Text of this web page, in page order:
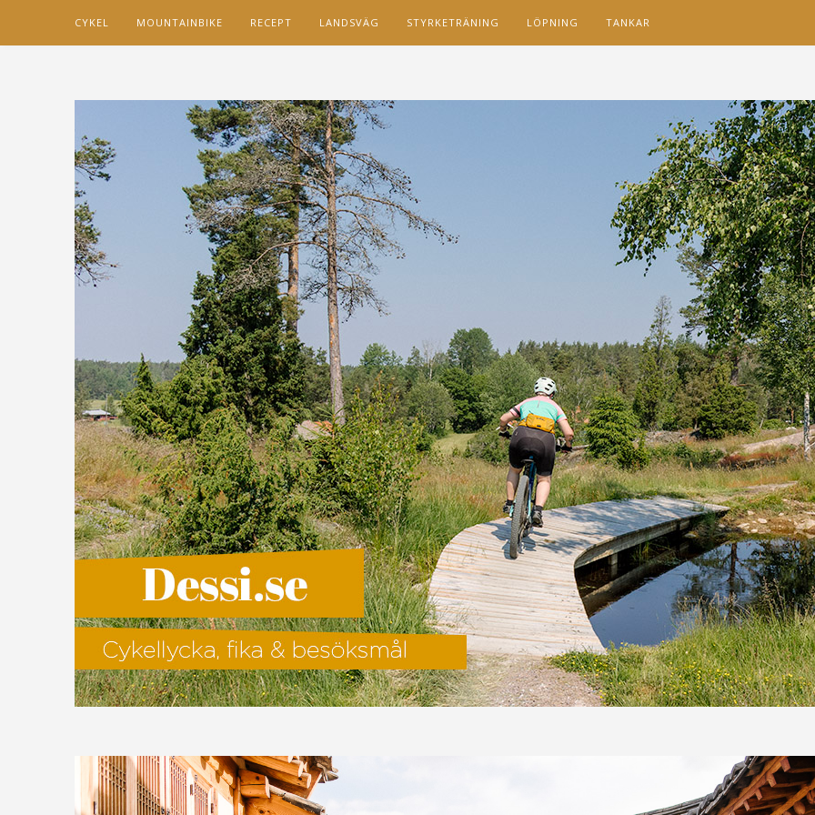
CYKEL MOUNTAINBIKE RECEPT LANDSVÄG STYRKETRÄNING LÖPNING TANKAR